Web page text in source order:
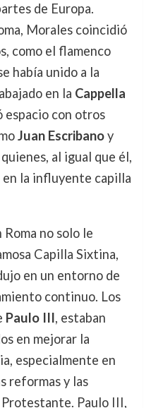
de Europa.
Morales coincidió
como el flamenco
había unido a la
en la Cappella
espacio con otros
Juan Escribanoy
al igual que él,
en la influyente capilla
no solo le
Capilla Sixtina,
en un entorno de
continuo. Los
Paulo III, estaban
en mejorar la
especialmente en
reformas y las
Paulo III,